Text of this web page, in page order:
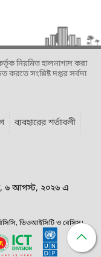
নিয়মিত হালনাগাদ করা
করতে সংশ্লিষ্ট দপ্তর সর্বদা
ব্যবহারের শর্তাবলী
৬ আগস্ট, ২০২৬ এ
ডিওআইসিটি ও বেসিস।